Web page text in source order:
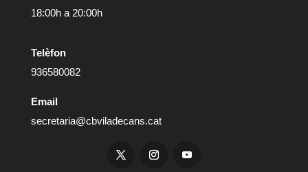
18:00h a 20:00h
Telèfon
936580082
Email
secretaria@cbviladecans.cat